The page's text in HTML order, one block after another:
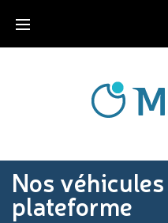
Nos
plateforme